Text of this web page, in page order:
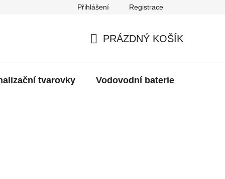
Přihlášení Registrace
KOŠÍK
PRÁZDNÝ KOŠÍK
tvarovky Vodovodní baterie